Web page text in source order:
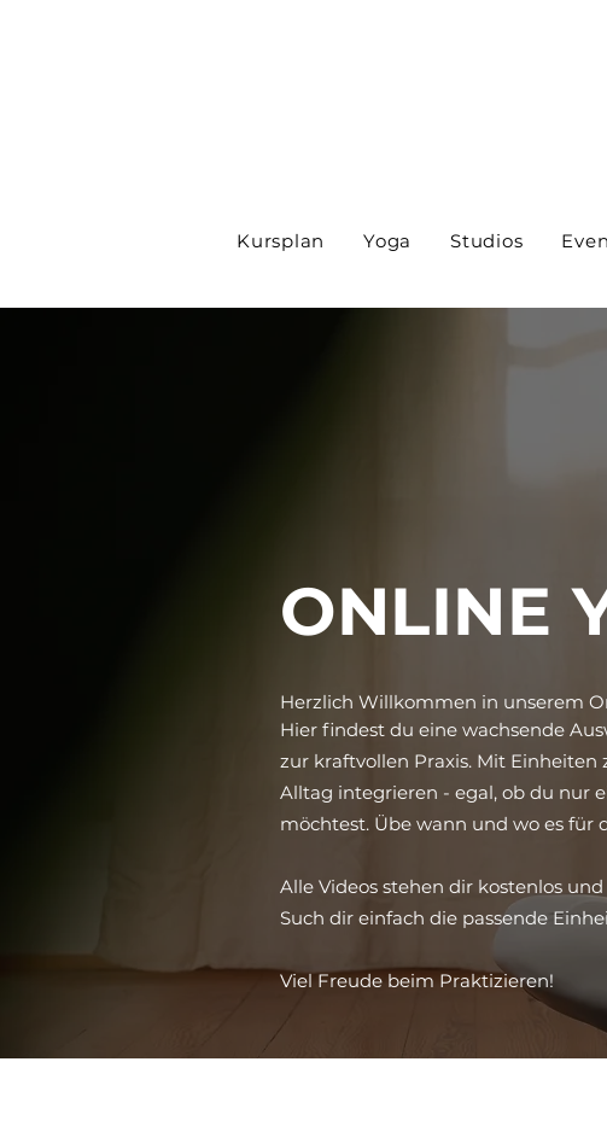
Kursplan Yoga Studios
ONLINE
Herzlich Willkommen in unserem
Hier findest du eine wachsende
zur kraftvollen Praxis. Mit
Alltag integrieren - egal, ob du nur
möchtest. Übe wann und wo es für
Alle Videos stehen dir kostenlos
Such dir einfach die passende
Viel Freude beim Praktizieren!